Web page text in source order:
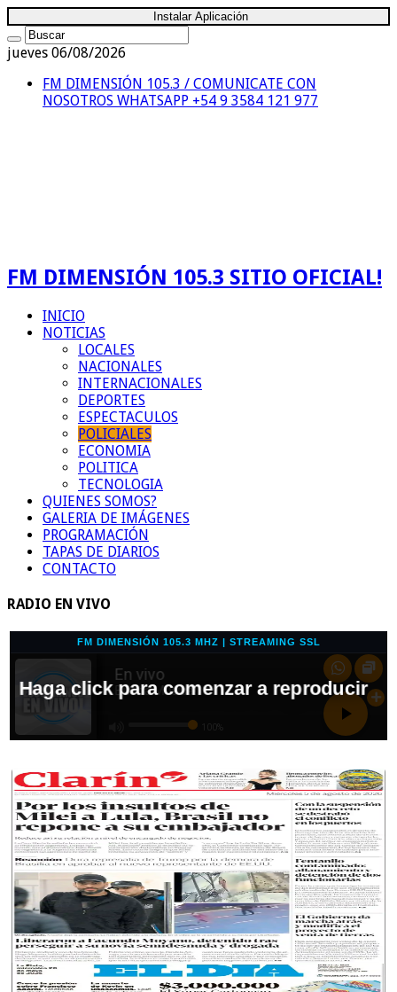
Instalar Aplicación
jueves 06/08/2026
FM DIMENSIÓN 105.3 / COMUNICATE CON
NOSOTROS WHATSAPP +54 9 3584 121 977
FM DIMENSIÓN 105.3 SITIO OFICIAL!
INICIO
NOTICIAS
LOCALES
NACIONALES
INTERNACIONALES
DEPORTES
ESPECTACULOS
POLICIALES
ECONOMIA
POLITICA
TECNOLOGIA
QUIENES SOMOS?
GALERIA DE IMÁGENES
PROGRAMACIÓN
TAPAS DE DIARIOS
CONTACTO
RADIO EN VIVO